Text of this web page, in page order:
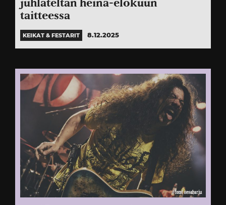
juhlateltan heinä-elokuun
taitteessa
KEIKAT & FESTARIT 8.12.2025